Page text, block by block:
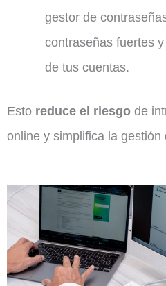
gestor de
contraseñas fuertes
de tus cuentas.
Esto reduce el riesgo de
online y simplifica la gestión